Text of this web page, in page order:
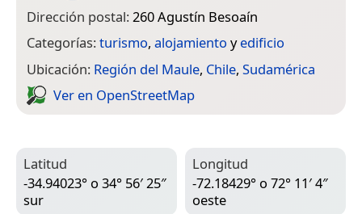
Dirección postal:260 Agustín Besoaín
Categorías:turismo, alojamiento yedificio
Ubicación: Región del Maule, Chile, Sudamérica
Ver en Open­Street­Map
Latitud
-34.94023° o 34° 56′ 25″
sur
Longitud
-72.18429° o 72° 11′ 4″
oeste